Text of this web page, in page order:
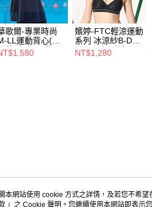
歌爾-專業時尚
LL運動背心(雷
藍) 無鋼圈背心
式-全面安定-涼爽
嬪婷-FTC輕涼運動
系列 冰涼紗B-D無
鋼圈內衣(酷涼黑)
BBB315BL
NT$1,280
本網站使用 cookie 方式之詳情，及若您不希
」之 Cookie 聲明。您繼續使用本網站即表示